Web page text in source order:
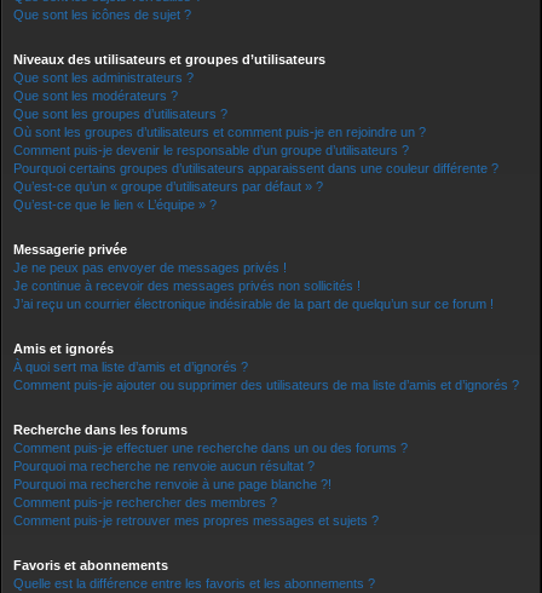
Que sont les icônes de sujet ?
Niveaux des utilisateurs et groupes d’utilisateurs
Que sont les administrateurs ?
Que sont les modérateurs ?
Que sont les groupes d’utilisateurs ?
Où sont les groupes d’utilisateurs et comment puis-je en rejoindre un ?
Comment puis-je devenir le responsable d’un groupe d’utilisateurs ?
Pourquoi certains groupes d’utilisateurs apparaissent dans une couleur différente ?
Qu’est-ce qu’un « groupe d’utilisateurs par défaut » ?
Qu’est-ce que le lien « L’équipe » ?
Messagerie privée
Je ne peux pas envoyer de messages privés !
Je continue à recevoir des messages privés non sollicités !
J’ai reçu un courrier électronique indésirable de la part de quelqu’un sur ce forum !
Amis et ignorés
À quoi sert ma liste d’amis et d’ignorés ?
Comment puis-je ajouter ou supprimer des utilisateurs de ma liste d’amis et d’ignorés ?
Recherche dans les forums
Comment puis-je effectuer une recherche dans un ou des forums ?
Pourquoi ma recherche ne renvoie aucun résultat ?
Pourquoi ma recherche renvoie à une page blanche ?!
Comment puis-je rechercher des membres ?
Comment puis-je retrouver mes propres messages et sujets ?
Favoris et abonnements
Quelle est la différence entre les favoris et les abonnements ?